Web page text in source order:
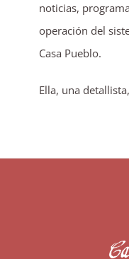
noticias,
operación del
Casa Pueblo.
Ella, una